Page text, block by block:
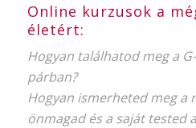
Online kurzusok a
életért:
Hogyan találhatod meg a
párban?
Hogyan ismerheted meg a
önmagad és a saját tested